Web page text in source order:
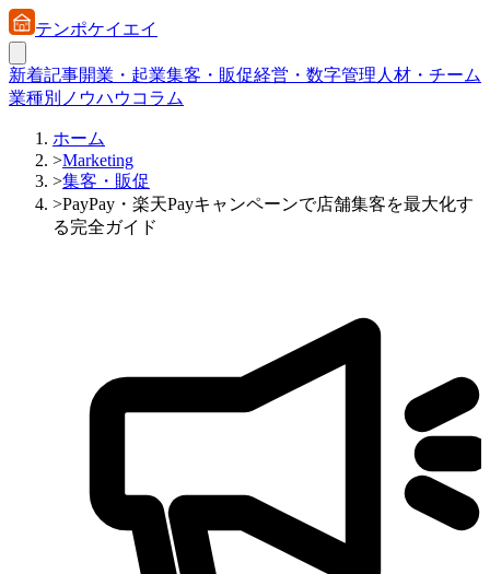
テンポケイエイ
新着記事開業・起業集客・販促経営・数字管理 人材・チーム
業種別ノウハウ コラム
ホーム
>Marketing
>集客・販促
>PayPay・楽天Payキャンペーンで店舗集客を最大化す
る完全ガイド